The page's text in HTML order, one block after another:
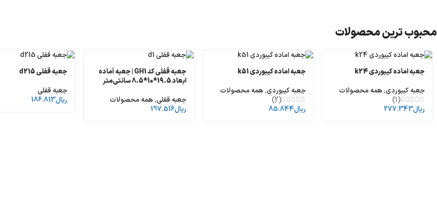
محبوب ترین محصولات
جعبه اماده کیبوردی k24
جعبه کیبوردی,همه محصولات
(1)
ریال277.343
جعبه اماده کیبوردی k51
جعبه کیبوردی,همه محصولات
(2)
ریال85.844
جعبه قفلی کد GH1 | جعبه آماده
ابعاد 19.5*10*8.5 سانتی‌متر
جعبه قفلی, همه محصولات
ریال197.516
جعبه قفلی d215
جعبه قفلی
ریال186.813